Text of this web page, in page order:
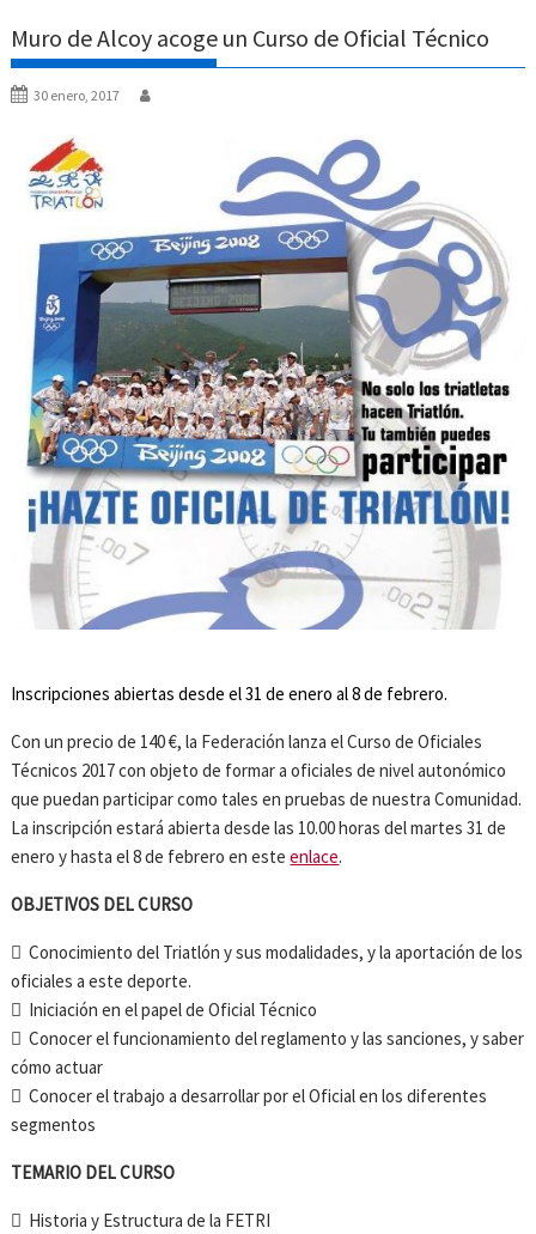
Muro de Alcoy acoge un Curso de Oficial Técnico
30 enero, 2017
Inscripciones abiertas desde el 31 de enero al 8 de febrero.
Con un precio de 140 €, la Federación lanza el Curso de Oficiales
Técnicos 2017 con objeto de formar a oficiales de nivel autonómico
que puedan participar como tales en pruebas de nuestra Comunidad.
La inscripción estará abierta desde las 10.00 horas del martes 31 de
enero y hasta el 8 de febrero en esteenlace.
OBJETIVOS DEL CURSO
 Conocimiento del Triatlón y sus modalidades, y la aportación de los
oficiales a este deporte.
 Iniciación en el papel de Oficial Técnico
 Conocer el funcionamiento del reglamento y las sanciones, y saber
cómo actuar
 Conocer el trabajo a desarrollar por el Oficial en los diferentes
segmentos
TEMARIO DEL CURSO
 Historia y Estructura de la FETRI